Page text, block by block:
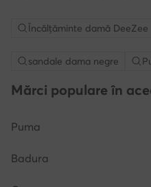
Încălțăminte damă DeeZee
sandale dama negre
Mărci populare în
Puma
Badura